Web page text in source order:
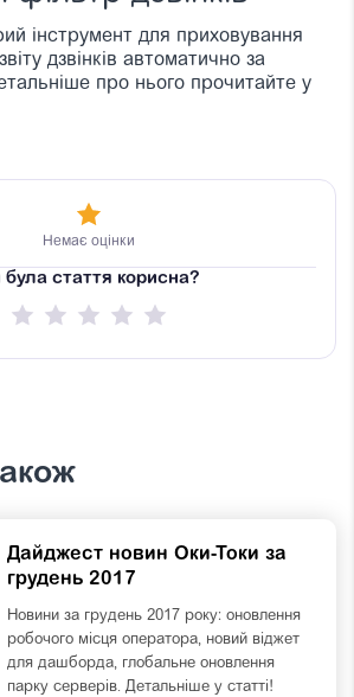
інструмент для приховування
дзвінків автоматично за
про нього прочитайте у
Немає оцінки
була стаття корисна?
Дайджест новин Оки-Токи за
грудень 2017
Новини за грудень 2017 року: оновлення
робочого місця оператора, новий віджет
для дашборда, глобальне оновлення
парку серверів. Детальніше у статті!